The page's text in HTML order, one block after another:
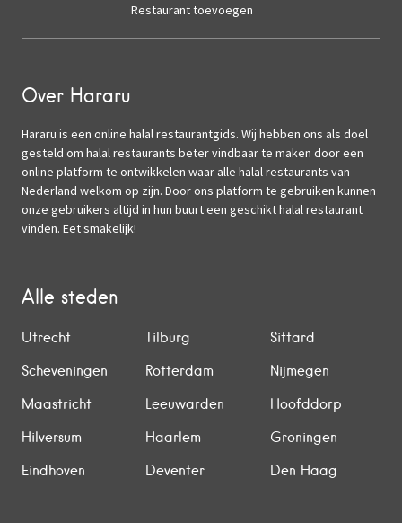
Restaurant toevoegen
Over Hararu
Hararu is een online halal restaurantgids. Wij hebben ons als doel
gesteld om halal restaurants beter vindbaar te maken door een
online platform te ontwikkelen waar alle halal restaurants van
Nederland welkom op zijn. Door ons platform te gebruiken kunnen
onze gebruikers altijd in hun buurt een geschikt halal restaurant
vinden. Eet smakelijk!
Alle steden
Utrecht Tilburg
Sittard
Scheveningen
Rotterdam
Nijmegen
Maastricht
Leeuwarden
Hoofddorp
Hilversum
Haarlem
Groningen
Eindhoven
Deventer Den Haag